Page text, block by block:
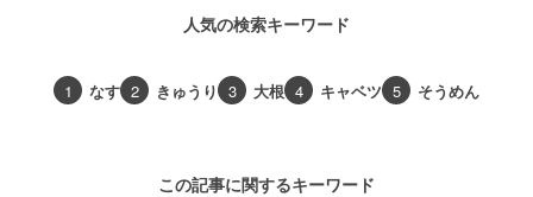
人気の検索キーワード
1 なす 2 きゅうり 3 大根 4 キャベツ 5 そうめん
この記事に関するキーワード